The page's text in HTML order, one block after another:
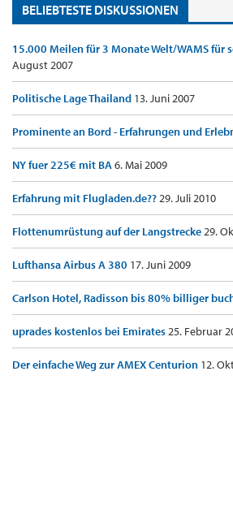
BELIEBTESTE DISKUSSIONEN
15.000 Meilen für 3 Monate Welt/WAMS für
August 2007
Politische Lage Thailand 13. Juni 2007
Prominente an Bord - Erfahrungen und
NY fuer 225€ mit BA6. Mai 2009
Erfahrung mit Flugladen.de??29. Juli 2010
Flottenumrüstung auf der Langstrecke29.
Lufthansa Airbus A 380 17. Juni 2009
Carlson Hotel, Radisson bis 80% billiger
uprades kostenlos bei Emirates25. Februar
Der einfache Weg zur AMEX Centurion 12.